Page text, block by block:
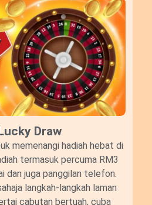
Draw​
memenangi hadiah hebat di
termasuk percuma RM3
dan juga panggilan telefon.
langkah-langkah laman
cabutan bertuah, cuba